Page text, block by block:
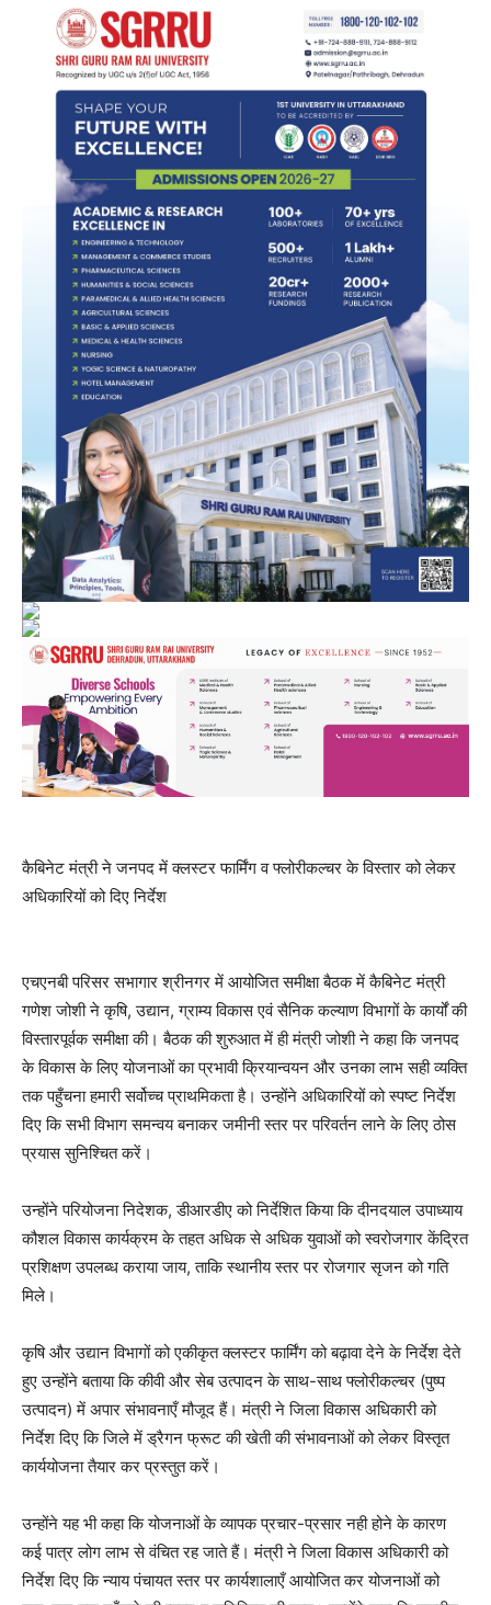
कैबिनेट मंत्री ने जनपद में क्लस्टर फार्मिंग व फ्लोरीकल्चर के विस्तार को लेकर
अधिकारियों को दिए निर्देश
एचएनबी परिसर सभागार श्रीनगर में आयोजित समीक्षा बैठक में कैबिनेट मंत्री
गणेश जोशी ने कृषि, उद्यान, ग्राम्य विकास एवं सैनिक कल्याण विभागों के कार्यों की
विस्तारपूर्वक समीक्षा की। बैठक की शुरुआत में ही मंत्री जोशी ने कहा कि जनपद
के विकास के लिए योजनाओं का प्रभावी क्रियान्वयन और उनका लाभ सही व्यक्ति
तक पहुँचना हमारी सर्वोच्च प्राथमिकता है। उन्होंने अधिकारियों को स्पष्ट निर्देश
दिए कि सभी विभाग समन्वय बनाकर जमीनी स्तर पर परिवर्तन लाने के लिए ठोस
प्रयास सुनिश्चित करें।
उन्होंने परियोजना निदेशक, डीआरडीए को निर्देशित किया कि दीनदयाल उपाध्याय
कौशल विकास कार्यक्रम के तहत अधिक से अधिक युवाओं को स्वरोजगार केंद्रित
प्रशिक्षण उपलब्ध कराया जाय, ताकि स्थानीय स्तर पर रोजगार सृजन को गति
मिले।
कृषि और उद्यान विभागों को एकीकृत क्लस्टर फार्मिंग को बढ़ावा देने के निर्देश देते
हुए उन्होंने बताया कि कीवी और सेब उत्पादन के साथ-साथ फ्लोरीकल्चर (पुष्प
उत्पादन) में अपार संभावनाएँ मौजूद हैं। मंत्री ने जिला विकास अधिकारी को
निर्देश दिए कि जिले में ड्रैगन फ्रूट की खेती की संभावनाओं को लेकर विस्तृत
कार्ययोजना तैयार कर प्रस्तुत करें।
उन्होंने यह भी कहा कि योजनाओं के व्यापक प्रचार-प्रसार नही होने के कारण
कई पात्र लोग लाभ से वंचित रह जाते हैं। मंत्री ने जिला विकास अधिकारी को
निर्देश दिए कि न्याय पंचायत स्तर पर कार्यशालाएँ आयोजित कर योजनाओं को